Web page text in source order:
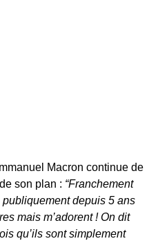
Macron continue de
son plan : “Franchement
depuis 5 ans
mais m’adorent ! On dit
qu’ils sont simplement